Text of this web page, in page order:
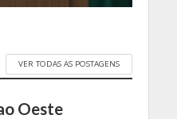
VER TODAS AS POSTAGENS
Oeste